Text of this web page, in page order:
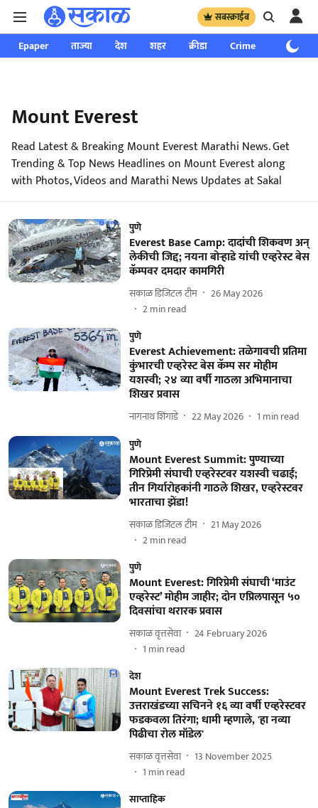
सबस्क्राईब
Epaper ताज्या देश शहर क्रीडा Crime साप्ताहिक
Mount Everest
Read Latest & Breaking Mount Everest Marathi News. Get
Trending & Top News Headlines on Mount Everest along
with Photos, Videos and Marathi News Updates at Sakal
पुणे
Everest Base Camp: दादांची शिकवण अन्
लेकीची जिद्द; नयना बोऱ्हाडे यांची एव्हरेस्ट बेस
कॅम्पवर दमदार कामगिरी
सकाळ डिजिटल टीम
26 May 2026
2min read
पुणे
Everest Achievement: तळेगावची प्रतिमा
कुंभारची एव्हरेस्ट बेस कॅम्प सर मोहीम
यशस्वी; २४ व्या वर्षी गाठला अभिमानाचा
शिखर प्रवास
नागनाथ शिंगाडे 22 May 2026 1 min read
पुणे
Mount Everest Summit: पुण्याच्या
गिरिप्रेमी संघाची एव्हरेस्टवर यशस्वी चढाई;
तीन गिर्यारोहकांनी गाठले शिखर, एव्हरेस्टवर
भारताचा झेंडा!
सकाळ डिजिटल टीम
21 May 2026
2min read
पुणे
Mount Everest: गिरिप्रेमी संघाची ‘माउंट
एव्हरेस्ट’ मोहीम जाहीर; दोन एप्रिलपासून ५०
दिवसांचा थरारक प्रवास
सकाळ वृत्तसेवा
24 February 2026
1 min read
देश
Mount Everest Trek Success:
उत्तराखंडच्या सचिनने १६ व्या वर्षी एव्हरेस्टवर
फडकवला तिरंगा; धामी म्हणाले, 'हा नव्या
पिढीचा रोल मॉडेल'
सकाळ वृत्तसेवा
13 November 2025
1 min read
साप्ताहिक